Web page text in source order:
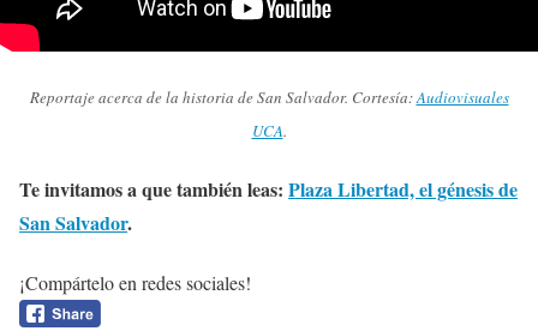
Reportaje acerca de la historia de San Salvador. Cortesía:Audiovisuales
UCA.
Te invitamos a que también leas: Plaza Libertad, el génesis de
San Salvador.
¡Compártelo en redes sociales!